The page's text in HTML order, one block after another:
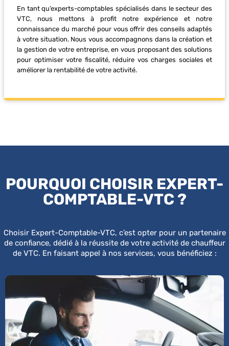
En tant qu’experts-comptables spécialisés dans le secteur des
VTC, nous mettons à profit notre expérience et notre
connaissance du marché pour vous offrir des conseils adaptés
à votre situation. Nous vous accompagnons dans la création et
la gestion de votre entreprise, en vous proposant des solutions
pour optimiser votre fiscalité, réduire vos charges sociales et
améliorer la rentabilité de votre activité.
POURQUOI CHOISIR EXPERT-
COMPTABLE-VTC ?
Choisir Expert-Comptable-VTC, c’est opter pour un partenaire
de confiance, dédié à la réussite de votre activité de chauffeur
de VTC. En faisant appel à nos services, vous bénéficiez :